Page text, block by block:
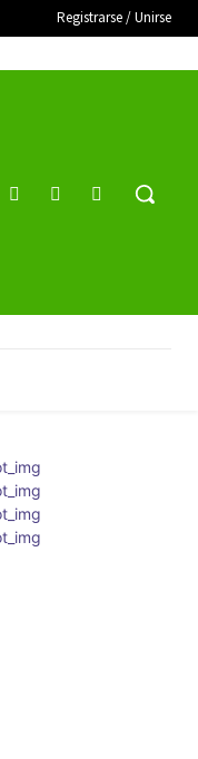
Registrarse / Unirse